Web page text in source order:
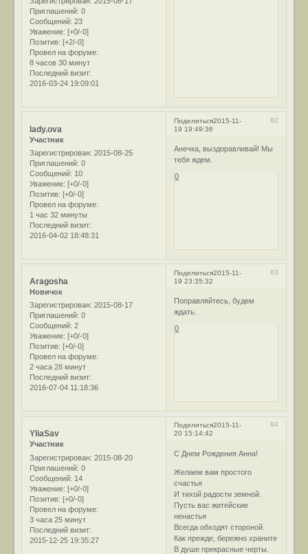
Приглашений: 0
Сообщений: 23
Уважение: [+0/-0]
Позитив: [+2/-0]
Провел на форуме:
8 часов 30 минут
Последний визит:
2016-03-24 19:09:01
Поделиться 82
2015-11-
19 19:49:36
lady.ova
Участник
Зарегистрирован: 2015-08-25
Приглашений: 0
Сообщений: 10
Уважение: [+0/-0]
Позитив: [+0/-0]
Провел на форуме:
1 час 32 минуты
Последний визит:
2016-04-02 18:48:31
Анечка, выздоравливай! Мы
тебя ждем.
0
Поделиться 83
2015-11-
19 23:35:32
Aragosha
Новичок
Зарегистрирован: 2015-08-17
Приглашений: 0
Сообщений: 2
Уважение: [+0/-0]
Позитив: [+0/-0]
Провел на форуме:
2 часа 28 минут
Последний визит:
2016-07-04 11:18:36
Поправляйтесь, будем
ждать.
0
Поделиться 84
2015-11-
20 15:14:42
YliaSav
Участник
Зарегистрирован: 2015-08-20
Приглашений: 0
Сообщений: 14
Уважение: [+0/-0]
Позитив: [+0/-0]
Провел на форуме:
3 часа 25 минут
Последний визит:
2015-12-25 19:35:27
С Днем Рождения Анна!
Желаем вам простого
счастья
И тихой радости земной.
Пусть вас житейские
ненастья
Всегда обходят стороной.
Как прежде, бережно храните
В душе прекрасные черты.